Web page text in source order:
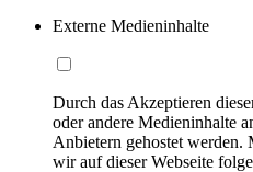
Externe Medieninhalte
Durch das Akzeptieren
oder andere Medieninhalte
Anbietern gehostet
wir auf dieser Webseite